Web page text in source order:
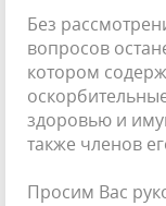
Без
вопросов
котором
здоровью и
также членов
Просим Вас